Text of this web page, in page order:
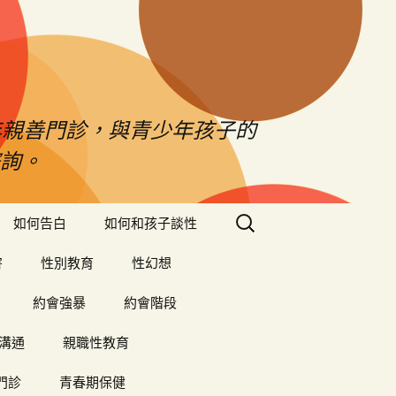
善門診，與青少年孩子的
。
如何告白 如何和孩子談性
性別教育 性幻想
約會強暴 約會階段
通 親職性教育
診 青春期保健
搜
尋